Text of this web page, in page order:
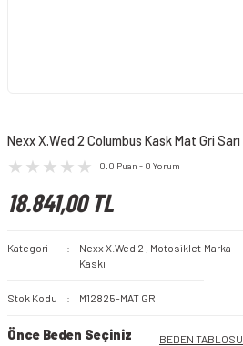
Nexx X.Wed 2 Columbus Kask Mat Gri Sarı
0.0 Puan - 0 Yorum
18.841,00 TL
Kategori Nexx X.Wed 2 , Motosiklet
Kaskı
Marka
Stok Kodu M12825-MAT GRI
Önce Beden Seçiniz BEDEN TABLOSU